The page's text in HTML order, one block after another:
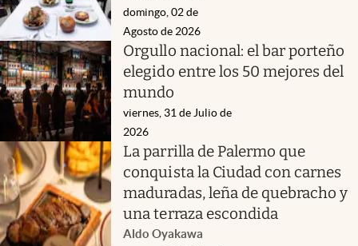
domingo, 02 de
Agosto de 2026
Orgullo nacional: el bar porteño
elegido entre los 50 mejores del
mundo
viernes, 31 de Julio de
2026
La parrilla de Palermo que
conquista la Ciudad con carnes
maduradas, leña de quebracho y
una terraza escondida
Aldo Oyakawa